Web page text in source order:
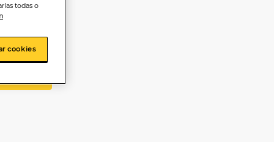
todas o
cookies